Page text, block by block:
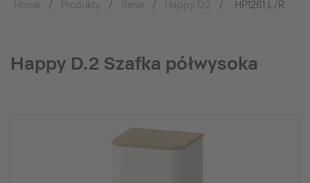
Home Produkty Serie Happy D.2 HP1261 L/R
Happy D.2 Szafka półwysoka